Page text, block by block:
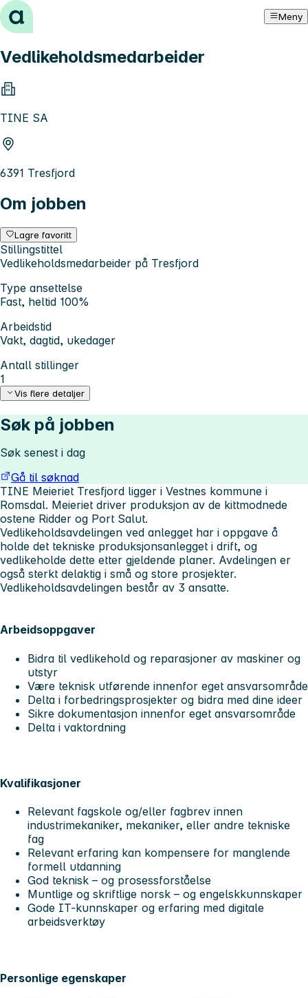
Hopp til innhold Meny
Vedlikeholdsmedarbeider
TINE SA
6391 Tresfjord
Om jobben
Lagre favoritt
Stillingstittel
Vedlikeholdsmedarbeider på Tresfjord
Type ansettelse
Fast, heltid 100%
Arbeidstid
Vakt, dagtid, ukedager
Antall stillinger
1
Vis flere detaljer
Søk på jobben
Søk senest i dag
Gå til søknad
TINE Meieriet Tresfjord ligger i Vestnes kommune i
Romsdal. Meieriet driver produksjon av de kittmodnede
ostene Ridder og Port Salut.
Vedlikeholdsavdelingen ved anlegget har i oppgave å
holde det tekniske produksjonsanlegget i drift, og
vedlikeholde dette etter gjeldende planer. Avdelingen er
også sterkt delaktig i små og store prosjekter.
Vedlikeholdsavdelingen består av 3 ansatte.
Arbeidsoppgaver
Bidra til vedlikehold og reparasjoner av maskiner og
utstyr
Være teknisk utførende innenfor eget ansvarsområde
Delta i forbedringsprosjekter og bidra med dine ideer
Sikre dokumentasjon innenfor eget ansvarsområde
Delta i vaktordning
Kvalifikasjoner
Relevant fagskole og/eller fagbrev innen
industrimekaniker, mekaniker, eller andre tekniske
fag
Relevant erfaring kan kompensere for manglende
formell utdanning
God teknisk – og prosessforståelse
Muntlige og skriftlige norsk – og engelskkunnskaper
Gode IT-kunnskaper og erfaring med digitale
arbeidsverktøy
Personlige egenskaper